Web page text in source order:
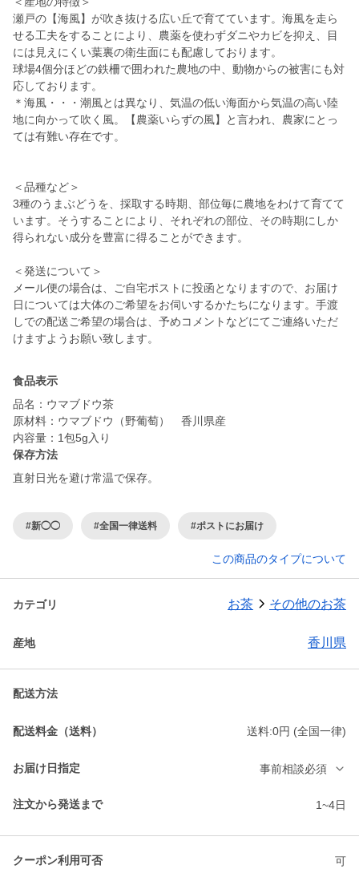
瀬戸の【海風】が吹き抜ける広い丘で育てています。海風を走ら
せる工夫をすることにより、農薬を使わずダニやカビを抑え、目
には見えにくい葉裏の衛生面にも配慮しております。
球場4個分ほどの鉄柵で囲われた農地の中、動物からの被害にも対
応しております。
＊海風・・・潮風とは異なり、気温の低い海面から気温の高い陸
地に向かって吹く風。【農薬いらずの風】と言われ、農家にとっ
ては有難い存在です。
＜品種など＞
3種のうまぶどうを、採取する時期、部位毎に農地をわけて育てて
います。そうすることにより、それぞれの部位、その時期にしか
得られない成分を豊富に得ることができます。
＜発送について＞
メール便の場合は、ご自宅ポストに投函となりますので、お届け
日については大体のご希望をお伺いするかたちになります。手渡
しでの配送ご希望の場合は、予めコメントなどにてご連絡いただ
けますようお願い致します。
食品表示
品名：ウマブドウ茶
原材料：ウマブドウ（野葡萄） 香川県産
保存方法
直射日光を避け常温で保存。
#新◯◯ #全国一律送料 #ポストにお届け
この商品のタイプについて
カテゴリ お茶 その他のお茶
産地 香川県
配送方法
配送料金（送料） 送料:0円 (全国一律)
お届け日指定 事前相談必須
注文から発送まで 1~4日
クーポン利用可否 可